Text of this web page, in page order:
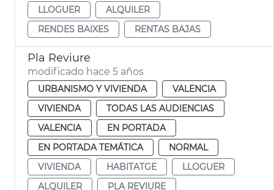
LLOGUER
ALQUILER
RENDES BAIXES
RENTAS BAJAS
Pla Reviure
modificado hace 5 años
URBANISMO Y VIVIENDA
VALENCIA
VIVIENDA
TODAS LAS AUDIENCIAS
VALENCIA
EN PORTADA
EN PORTADA TEMÁTICA
NORMAL
VIVIENDA
HABITATGE
LLOGUER
ALQUILER
PLA REVIURE